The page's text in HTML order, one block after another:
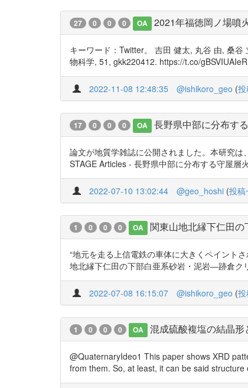
27 0 0 0 OA 2021年福徳岡ノ場噴
キーワード：Twitter。 吉田 健太, 丸谷 由, 桑
物科学, 51, gkk220412. https://t.co/gBSVIUAIeR
2022-11-08 12:48:35 @ishikoro_geo (
17 0 0 0 OA 長野県中部に分布す
論文が地質学雑誌に公開されました。本研究
STAGE Articles - 長野県中部に分布する守屋
2022-07-10 13:02:44 @geo_hoshi (投稿
1 0 0 0 OA 関東山地北縁下仁田
“地元を走る上信電鉄の車体に大きくペイント
地北縁下仁田の下部白亜系砂岩・泥岩―跡倉
2022-07-08 16:15:07 @ishikoro_geo (
1 0 0 0 OA 混成硫酸複塩の結晶形
@QuaternaryIdeo1 This paper shows XRD
from them. So, at least, it can be said